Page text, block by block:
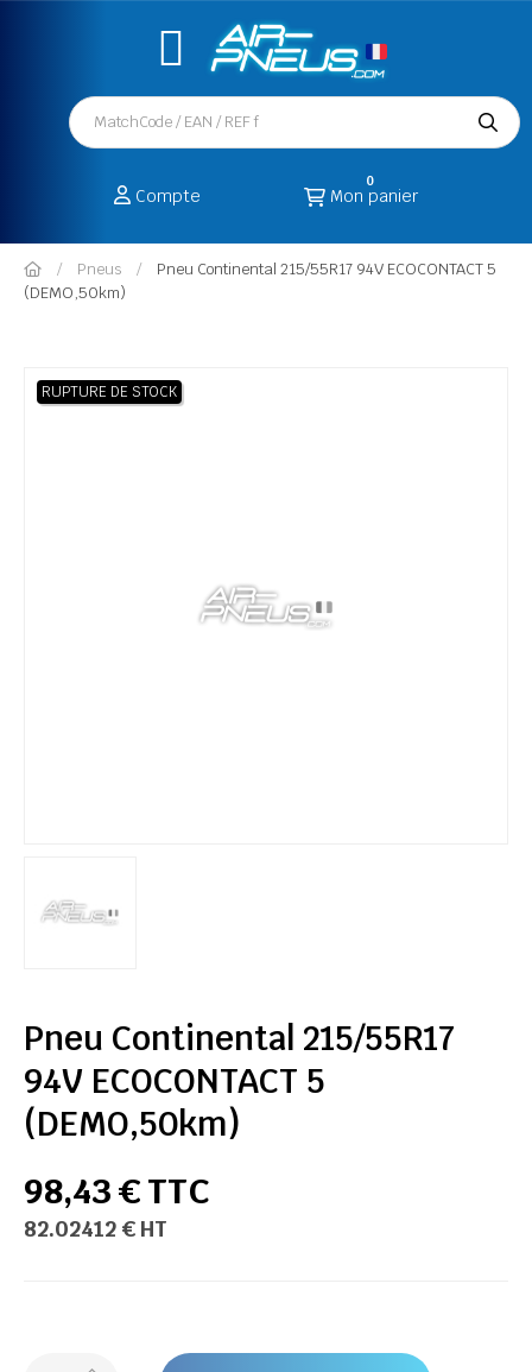
Compte Mon panier
0
Pneus
Pneu Continental 215/55R17 94V ECOCONTACT 5
(DEMO,50km)
RUPTURE DE STOCK
Pneu Continental 215/55R17
94V ECOCONTACT 5
(DEMO,50km)
98,43 € TTC
82.02412 € HT